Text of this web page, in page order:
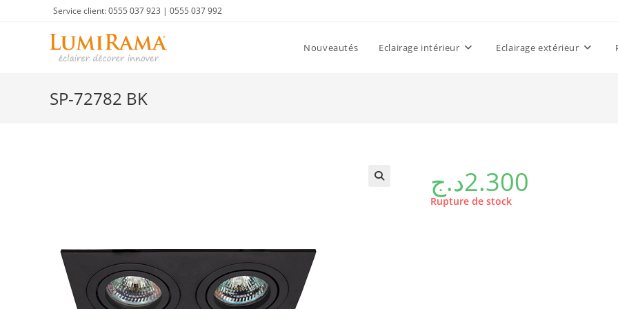
Service client: 0555 037 923 | 0555 037 992
Nouveautés Eclairage intérieur Eclairage extérieur
SP-72782 BK
2.300د.ج
Rupture de stock